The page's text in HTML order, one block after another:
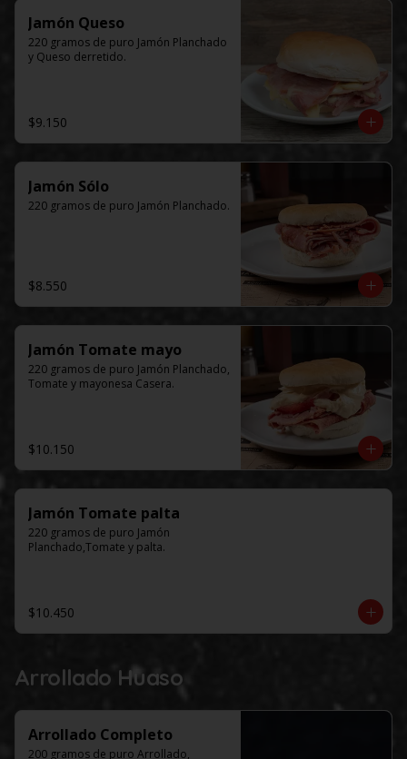
Jamón Queso
220 gramos de puro Jamón Planchado
y Queso derretido.
$9.150
Jamón Sólo
220 gramos de puro Jamón Planchado.
$8.550
Jamón Tomate mayo
220 gramos de puro Jamón Planchado,
Tomate y mayonesa Casera.
$10.150
Jamón Tomate palta
220 gramos de puro Jamón
Planchado,Tomate y palta.
$10.450
Arrollado Huaso
Arrollado Completo
200 gramos de puro Arrollado,